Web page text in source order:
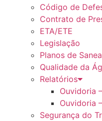
Código de
Contrato de
ETA/ETE
Legislação
Planos de
Qualidade da
Relatórios
Ouvidoria
Ouvidoria
Segurança do